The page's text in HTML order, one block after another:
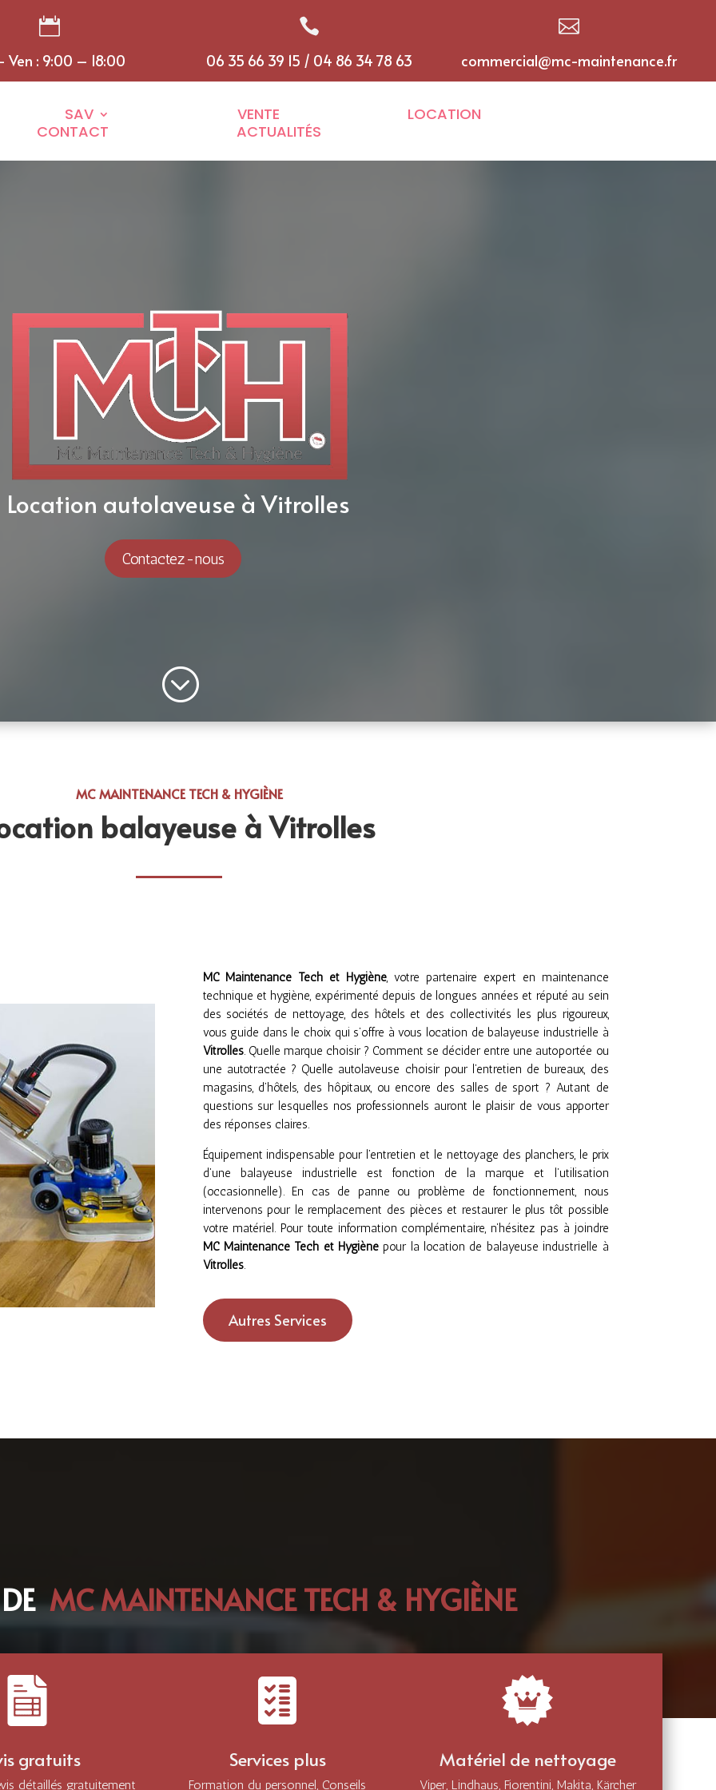

Ven : 9:00 – 18:00

06 35 66 39 15 / 04 86 34 78 63

commercial@mc-maintenance.fr
SAV VENTE
LOCATION
CONTACT
ACTUALITÉS
Location autolaveuse à Vitrolles
Contactez-nous
;
MC MAINTENANCE TECH & HYGIÈNE
balayeuse à Vitrolles
MC Maintenance Tech et Hygiène, votre partenaire expert en maintenance
technique et hygiène, expérimenté depuis de longues années et réputé au sein
des sociétés de nettoyage, des hôtels et des collectivités les plus rigoureux,
vous guide dans le choix qui s’offre à vous location de balayeuse industrielle à
Vitrolles. Quelle marque choisir ? Comment se décider entre une autoportée ou
une autotractée ? Quelle autolaveuse choisir pour l’entretien de bureaux, des
magasins, d’hôtels, des hôpitaux, ou encore des salles de sport ? Autant de
questions sur lesquelles nos professionnels auront le plaisir de vous apporter
des réponses claires.
Équipement indispensable pour l’entretien et le nettoyage des planchers, le prix
d’une balayeuse industrielle est fonction de la marque et l’utilisation
(occasionnelle). En cas de panne ou problème de fonctionnement, nous
intervenons pour le remplacement des pièces et restaurer le plus tôt possible
votre matériel. Pour toute information complémentaire, n’hésitez pas à joindre
MC Maintenance Tech et Hygiène pour la location de balayeuse industrielle à
Vitrolles.
Autres Services
MC MAINTENANCE TECH & HYGIÈNE
gratuits
détaillés gratuitement
Services plus
Formation du personnel, Conseils
Matériel de nettoyage
Viper, Lindhaus, Fiorentini, Makita, Kärcher